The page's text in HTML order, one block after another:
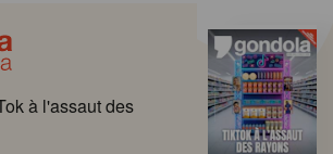
à l'assaut des